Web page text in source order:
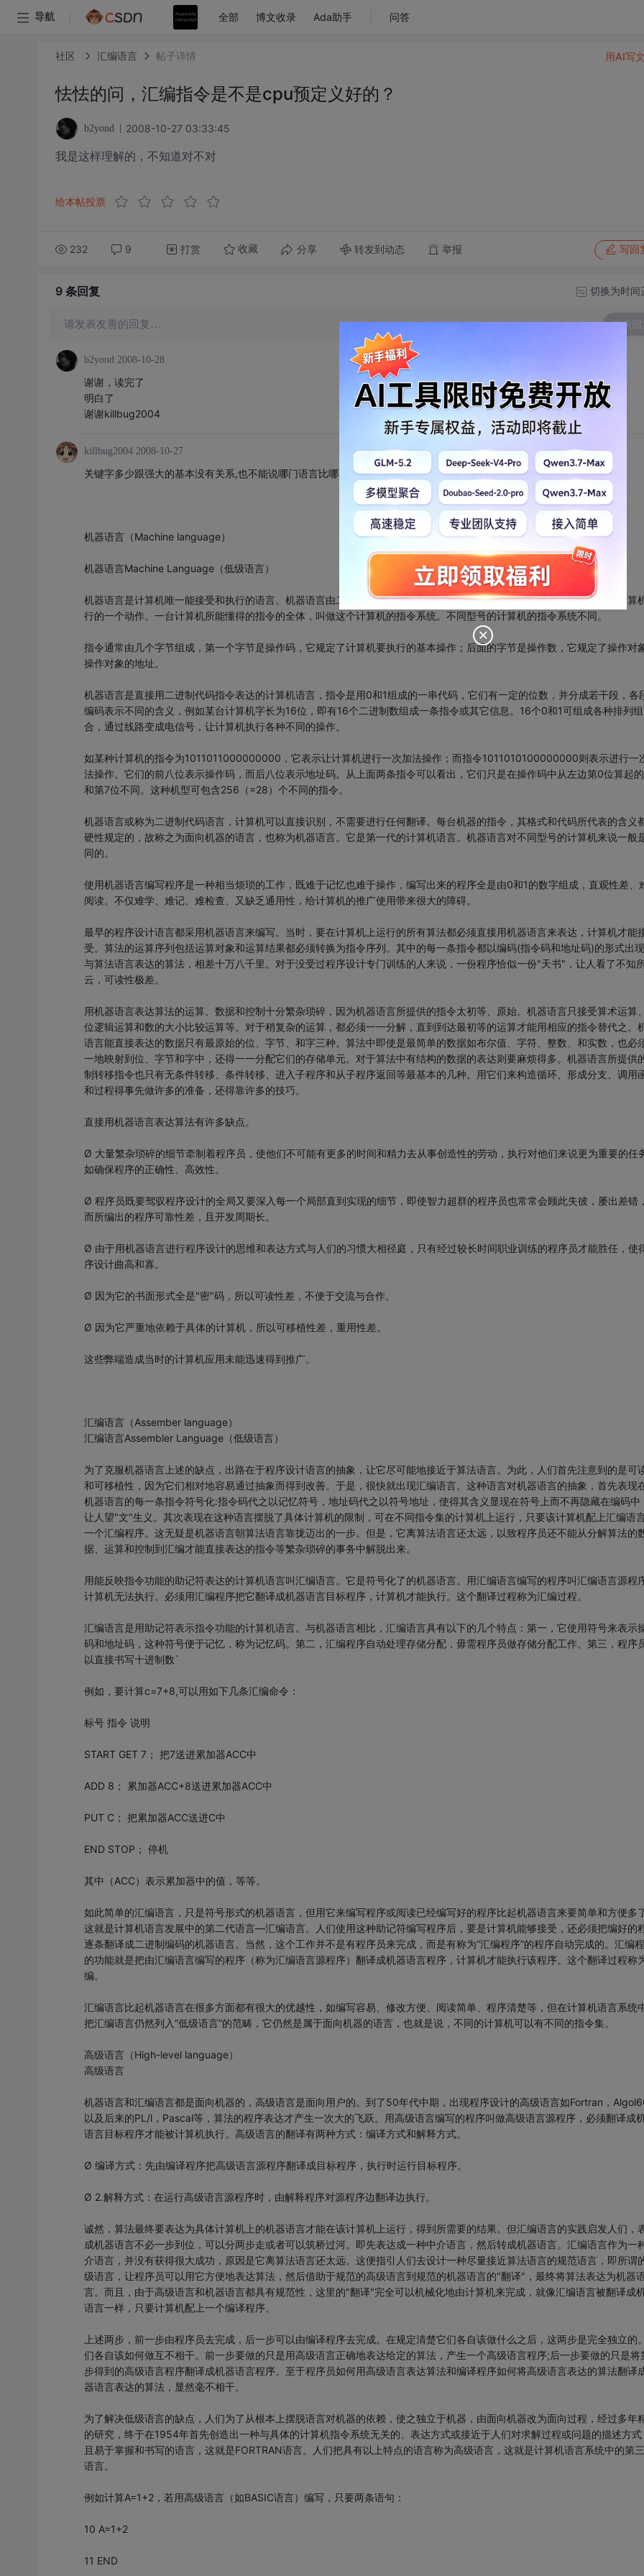
导航 全部 博文收录 Ada助手 问答
社区 汇编语言 帖子详情
怯怯的问，汇编指令是不是cpu预定义好的？
b2yond 2008-10-27 03:33:45
我是这样理解的，不知道对不对
给本帖投票
232 9 打赏 收藏 分享 转发到动态 举报 写回
用AI写
9 条回复 切换为时间
请发表友善的回复… 发表回
b2yond 2008-10-28
谢谢，读完了
明白了
谢谢killbug2004
killbug2004 2008-10-27
关键字多少跟强大的基本没有关系,也不能说哪门语言比哪门语言强大,关键看语言是怎么实现的,我的那就话希望没有误导你
机器语言（Machine language）
机器语言Machine Language（低级语言）
机器语言是计算机唯一能接受和执行的语言。机器语言由二进制码组成，每一串二进制码叫做一条指令。一条指令规定了计算
行的一个动作。一台计算机所能懂得的指令的全体，叫做这个计算机的指令系统。不同型号的计算机的指令系统不同。
指令通常由几个字节组成，第一个字节是操作码，它规定了计算机要执行的基本操作；后面的字节是操作数，它规定了操作对
操作对象的地址。
机器语言是直接用二进制代码指令表达的计算机语言，指令是用0和1组成的一串代码，它们有一定的位数，并分成若干段，各
编码表示不同的含义，例如某台计算机字长为16位，即有16个二进制数组成一条指令或其它信息。16个0和1可组成各种排列组
合，通过线路变成电信号，让计算机执行各种不同的操作。
如某种计算机的指令为1011011000000000，它表示让计算机进行一次加法操作；而指令1011010100000000则表示进行一
法操作。它们的前八位表示操作码，而后八位表示地址码。从上面两条指令可以看出，它们只是在操作码中从左边第0位算起
和第7位不同。这种机型可包含256（=28）个不同的指令。
机器语言或称为二进制代码语言，计算机可以直接识别，不需要进行任何翻译。每台机器的指令，其格式和代码所代表的含义
硬性规定的，故称之为面向机器的语言，也称为机器语言。它是第一代的计算机语言。机器语言对不同型号的计算机来说一般
同的。
使用机器语言编写程序是一种相当烦琐的工作，既难于记忆也难于操作，编写出来的程序全是由0和1的数字组成，直观性差、
阅读。不仅难学、难记、难检查、又缺乏通用性，给计算机的推广使用带来很大的障碍。
最早的程序设计语言都采用机器语言来编写。当时，要在计算机上运行的所有算法都必须直接用机器语言来表达，计算机才能
受。算法的运算序列包括运算对象和运算结果都必须转换为指令序列。其中的每一条指令都以编码(指令码和地址码)的形式出现
与算法语言表达的算法，相差十万八千里。对于没受过程序设计专门训练的人来说，一份程序恰似一份"天书"，让人看了不知
云，可读性极差。
用机器语言表达算法的运算、数据和控制十分繁杂琐碎，因为机器语言所提供的指令太初等、原始。机器语言只接受算术运算
位逻辑运算和数的大小比较运算等。对于稍复杂的运算，都必须一一分解，直到到达最初等的运算才能用相应的指令替代之。
语言能直接表达的数据只有最原始的位、字节、和字三种。算法中即使是最简单的数据如布尔值、字符、整数、和实数，也必
一地映射到位、字节和字中，还得一一分配它们的存储单元。对于算法中有结构的数据的表达则要麻烦得多。机器语言所提供
制转移指令也只有无条件转移、条件转移、进入子程序和从子程序返回等最基本的几种。用它们来构造循环、形成分支、调用
和过程得事先做许多的准备，还得靠许多的技巧。
直接用机器语言表达算法有许多缺点。
Ø 大量繁杂琐碎的细节牵制着程序员，使他们不可能有更多的时间和精力去从事创造性的劳动，执行对他们来说更为重要的任务
如确保程序的正确性、高效性。
Ø 程序员既要驾驭程序设计的全局又要深入每一个局部直到实现的细节，即使智力超群的程序员也常常会顾此失彼，屡出差错
而所编出的程序可靠性差，且开发周期长。
Ø 由于用机器语言进行程序设计的思维和表达方式与人们的习惯大相径庭，只有经过较长时间职业训练的程序员才能胜任，使
序设计曲高和寡。
Ø 因为它的书面形式全是"密"码，所以可读性差，不便于交流与合作。
Ø 因为它严重地依赖于具体的计算机，所以可移植性差，重用性差。
这些弊端造成当时的计算机应用未能迅速得到推广。
汇编语言（Assember language）
汇编语言Assembler Language（低级语言）
为了克服机器语言上述的缺点，出路在于程序设计语言的抽象，让它尽可能地接近于算法语言。为此，人们首先注意到的是可
和可移植性，因为它们相对地容易通过抽象而得到改善。于是，很快就出现汇编语言。这种语言对机器语言的抽象，首先表现
机器语言的每一条指令符号化:指令码代之以记忆符号，地址码代之以符号地址，使得其含义显现在符号上而不再隐藏在编码中
让人望"文"生义。其次表现在这种语言摆脱了具体计算机的限制，可在不同指令集的计算机上运行，只要该计算机配上汇编语
一个汇编程序。这无疑是机器语言朝算法语言靠拢迈出的一步。但是，它离算法语言还太远，以致程序员还不能从分解算法的
据、运算和控制到汇编才能直接表达的指令等繁杂琐碎的事务中解脱出来。
用能反映指令功能的助记符表达的计算机语言叫汇编语言。它是符号化了的机器语言。用汇编语言编写的程序叫汇编语言源程
计算机无法执行。必须用汇编程序把它翻译成机器语言目标程序，计算机才能执行。这个翻译过程称为汇编过程。
汇编语言是用助记符表示指令功能的计算机语言。与机器语言相比，汇编语言具有以下的几个特点：第一，它使用符号来表示
码和地址码，这种符号便于记忆，称为记忆码。第二，汇编程序自动处理存储分配，毋需程序员做存储分配工作。第三，程序
以直接书写十进制数`
例如，要计算c=7+8,可以用如下几条汇编命令：
标号 指令 说明
START GET 7； 把7送进累加器ACC中
ADD 8； 累加器ACC+8送进累加器ACC中
PUT C； 把累加器ACC送进C中
END STOP； 停机
其中（ACC）表示累加器中的值，等等。
如此简单的汇编语言，只是符号形式的机器语言，但用它来编写程序或阅读已经编写好的程序比起机器语言来要简单和方便多了
这就是计算机语言发展中的第二代语言—汇编语言。人们使用这种助记符编写程序后，要是计算机能够接受，还必须把编好的
逐条翻译成二进制编码的机器语言。当然，这个工作并不是有程序员来完成，而是有称为“汇编程序”的程序自动完成的。汇编
的功能就是把由汇编语言编写的程序（称为汇编语言源程序）翻译成机器语言程序，计算机才能执行该程序。这个翻译过程称
编。
汇编语言比起机器语言在很多方面都有很大的优越性，如编写容易、修改方便、阅读简单、程序清楚等，但在计算机语言系统
把汇编语言仍然列入“低级语言”的范畴，它仍然是属于面向机器的语言，也就是说，不同的计算机可以有不同的指令集。
高级语言（High-level language）
高级语言
机器语言和汇编语言都是面向机器的，高级语言是面向用户的。到了50年代中期，出现程序设计的高级语言如Fortran，
以及后来的PL/l，Pascal等，算法的程序表达才产生一次大的飞跃。用高级语言编写的程序叫做高级语言源程序，必须翻译成
语言目标程序才能被计算机执行。高级语言的翻译有两种方式：编译方式和解释方式。
Ø 编译方式：先由编译程序把高级语言源程序翻译成目标程序，执行时运行目标程序。
Ø 2.解释方式：在运行高级语言源程序时，由解释程序对源程序边翻译边执行。
诚然，算法最终要表达为具体计算机上的机器语言才能在该计算机上运行，得到所需要的结果。但汇编语言的实践启发人们，
成机器语言不必一步到位，可以分两步走或者可以筑桥过河。即先表达成一种中介语言，然后转成机器语言。汇编语言作为一
介语言，并没有获得很大成功，原因是它离算法语言还太远。这便指引人们去设计一种尽量接近算法语言的规范语言，即所谓
级语言，让程序员可以用它方便地表达算法，然后借助于规范的高级语言到规范的机器语言的"翻译"，最终将算法表达为机器
言。而且，由于高级语言和机器语言都具有规范性，这里的"翻译"完全可以机械化地由计算机来完成，就像汇编语言被翻译成
语言一样，只要计算机配上一个编译程序。
上述两步，前一步由程序员去完成，后一步可以由编译程序去完成。在规定清楚它们各自该做什么之后，这两步是完全独立的
们各自该如何做互不相干。前一步要做的只是用高级语言正确地表达给定的算法，产生一个高级语言程序;后一步要做的只是将
步得到的高级语言程序翻译成机器语言程序。至于程序员如何用高级语言表达算法和编译程序如何将高级语言表达的算法翻译
器语言表达的算法，显然毫不相干。
为了解决低级语言的缺点，人们为了从根本上摆脱语言对机器的依赖，使之独立于机器，由面向机器改为面向过程，经过多年
的研究，终于在1954年首先创造出一种与具体的计算机指令系统无关的、表达方式或接近于人们对求解过程或问题的描述方式
且易于掌握和书写的语言，这就是FORTRAN语言。人们把具有以上特点的语言称为高级语言，这就是计算机语言系统中的第
语言。
例如计算A=1+2，若用高级语言（如BASIC语言）编写，只要两条语句：
10 A=1+2
11 END